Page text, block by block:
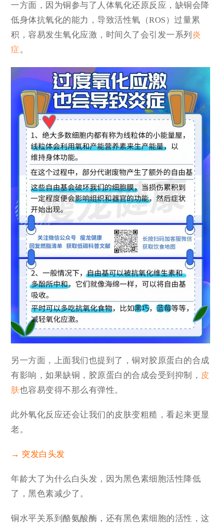
一方面，因为铜参与了人体氧化还原反应，缺铜会降
低身体抗氧化的能力，导致活性氧（ROS）过量累
积，容易发生氧化应激，时间久了会引发一系列 炎
症。
另一方面，上面我们也提到了，铜对胶原蛋白的合成
有影响，如果缺铜，胶原蛋白的合成会受到抑制， 皮
肤也容易变得不那么有弹性。
此外氧化反应还会让我们的皮肤变粗糙，看起来更显
老。
→ 突发白头发
年龄大了为什么白头发，因为黑色素细胞活性降低
了，黑色素减少了。
铜水平关系到酪氨酸酶，还有黑色素细胞的活性，这